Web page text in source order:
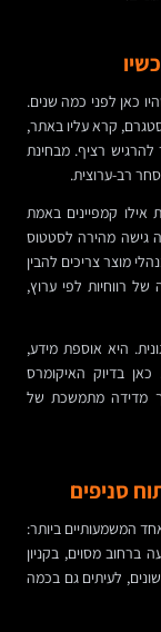
שהיו כאן לפני כמה שנים.
קרא עליו באתר,
רציף. מבחינת
רב-ערוצית.
קמפיינים באמת
גישה מהירה לסטטוס
מוצר צריכים להבין
רווחיות לפי ערוץ,
היא אוספת מידע,
בדיוק האיקומרס
מדידה מתמשכת של
סניפים
המשמעותיים ביותר:
ברחוב מסוים, בקניון
יכול למכור 24/7, לקהלים שונים, לעיתים גם בכמה